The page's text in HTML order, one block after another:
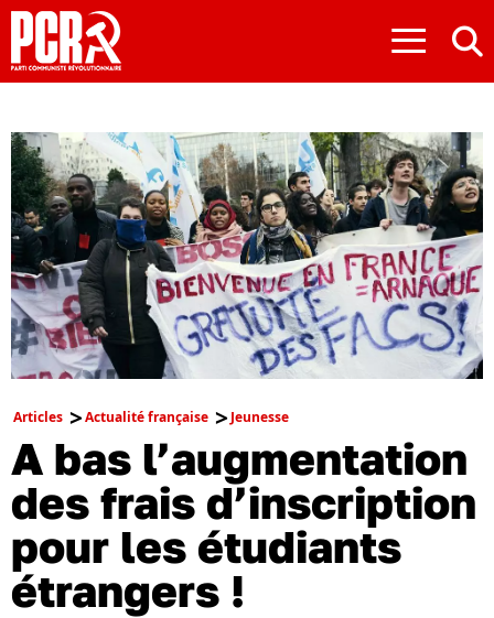
≡
Articles Actualité française Jeunesse
A bas l’augmentation
des frais d’inscription
pour les étudiants
étrangers !